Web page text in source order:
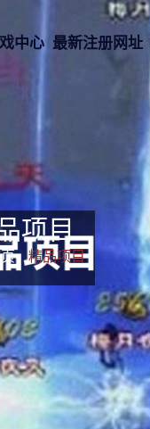
中心 最新注册网址
项目
- 精品项目